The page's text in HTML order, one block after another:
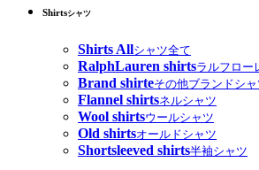
Shirtsシャツ
Shirts Allシャツ全て
RalphLauren shirtsラルフロー
Brand shirteその他ブランドシャ
Flannel shirtsネルシャツ
Wool shirtsウールシャツ
Old shirtsオールドシャツ
Shortsleeved shirts半袖シャツ